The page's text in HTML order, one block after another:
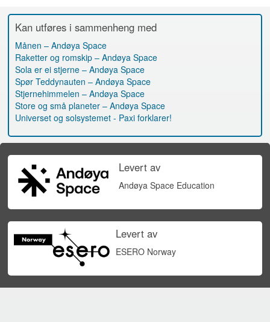
Kan utføres i sammenheng med
Månen – Andøya Space
Raketter og romskip – Andøya Space
Sola er ei stjerne – Andøya Space
Spør Teddynauten – Andøya Space
Stjernehimmelen – Andøya Space
Store og små planeter – Andøya Space
Universet og solsystemet - Paxi forklarer!
Levert av
Andøya Space Education
Levert av
ESERO Norway